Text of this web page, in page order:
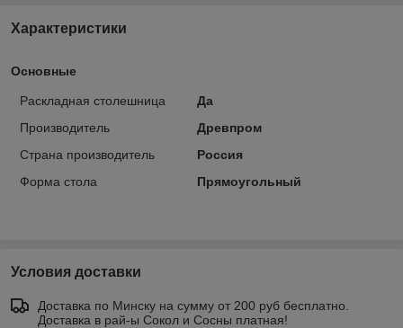
Характеристики
Основные
Раскладная столешница
Да
Производитель
Древпром
Страна производитель
Россия
Форма стола
Прямоугольный
Условия доставки
Доставка по Минску на сумму от 200 руб бесплатно.
Доставка в рай-ы Сокол и Сосны платная!